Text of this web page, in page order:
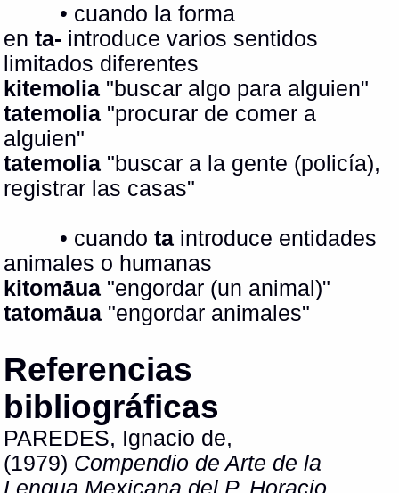
• cuando la forma
enta- introduce varios sentidos
limitados diferentes
kitemolia "buscar algo para alguien"
tatemolia "procurar de comer a
alguien"
tatemolia "buscar a la gente (policía),
registrar las casas"
• cuandota introduce entidades
animales o humanas
kitomāua "engordar (un animal)"
tatomāua "engordar animales"
Referencias
bibliográficas
PAREDES, Ignacio de,
(1979) Compendio de Arte de la
Lengua Mexicana del P. Horacio